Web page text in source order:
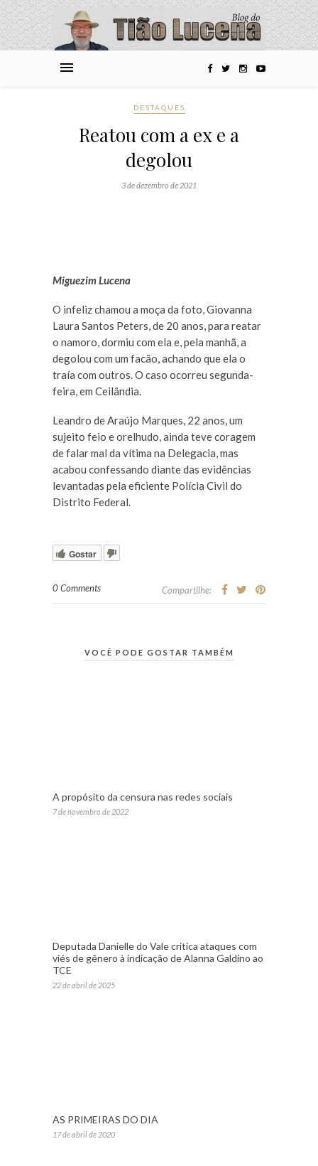
DESTAQUES
Reatou com a ex e a
degolou
3 de dezembro de 2021
Miguezim Lucena
O infeliz chamou a moça da foto, Giovanna
Laura Santos Peters, de 20 anos, para reatar
o namoro, dormiu com ela e, pela manhã, a
degolou com um facão, achando que ela o
traía com outros. O caso ocorreu segunda-
feira, em Ceilândia.
Leandro de Araújo Marques, 22 anos, um
sujeito feio e orelhudo, ainda teve coragem
de falar mal da vítima na Delegacia, mas
acabou confessando diante das evidências
levantadas pela eficiente Polícia Civil do
Distrito Federal.
Gostar
0 Comments Compartilhe:
VOCÊ PODE GOSTAR TAMBÉM
A propósito da censura nas redes sociais
7 de novembro de 2022
Deputada Danielle do Vale critica ataques com
viés de gênero à indicação de Alanna Galdino ao
TCE
22 de abril de 2025
AS PRIMEIRAS DO DIA
17 de abril de 2020